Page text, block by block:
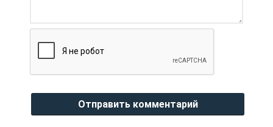
Отправить комментарий